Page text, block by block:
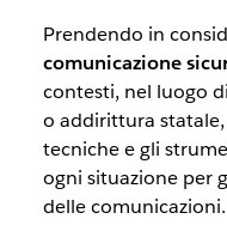
Prendendo in
comunicazione
contesti, nel luogo
o addirittura
tecniche e gli
ogni situazione per
delle comunicazioni.